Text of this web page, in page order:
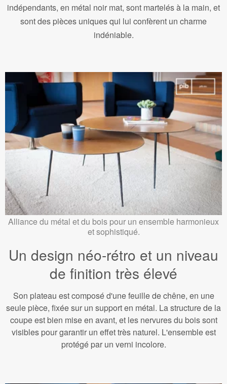
indépendants, en métal noir mat, sont martelés à la main, et
sont des pièces uniques qui lui confèrent un charme
indéniable.
Alliance du métal et du bois pour un ensemble harmonieux
et sophistiqué.
Un design néo-rétro et un niveau
de finition très élevé
Son plateau est composé d'une feuille de chêne, en une
seule pièce, fixée sur un support en métal. La structure de la
coupe est bien mise en avant, et les nervures du bois sont
visibles pour garantir un effet très naturel. L'ensemble est
protégé par un verni incolore.